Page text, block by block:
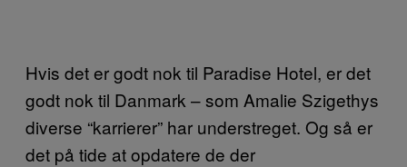
Hvis det er godt nok til Paradise Hotel, er det
godt nok til Danmark – som Amalie Szigethys
diverse “karrierer” har understreget. Og så er
det på tide at opdatere de der